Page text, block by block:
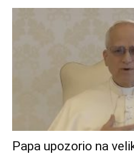
Papa upozorio na